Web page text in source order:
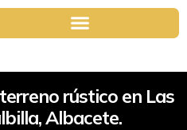
rústico en Las
Albacete.